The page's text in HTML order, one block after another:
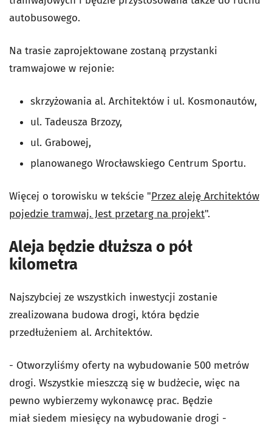
autobusowego.
Na trasie zaprojektowane zostaną przystanki
tramwajowe w rejonie:
skrzyżowania al. Architektów i ul. Kosmonautów,
ul. Tadeusza Brzozy,
ul. Grabowej,
planowanego Wrocławskiego Centrum Sportu.
Więcej o torowisku w tekście "Przez aleję Architektów
pojedzie tramwaj. Jest przetarg na projekt".
Aleja będzie dłuższa o pół
kilometra
Najszybciej ze wszystkich inwestycji zostanie
zrealizowana budowa drogi, która będzie
przedłużeniem al. Architektów.
- Otworzyliśmy oferty na wybudowanie 500 metrów
drogi. Wszystkie mieszczą się w budżecie, więc na
pewno wybierzemy wykonawcę prac. Będzie
miał siedem miesięcy na wybudowanie drogi -